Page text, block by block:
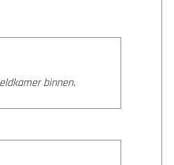
binnen.